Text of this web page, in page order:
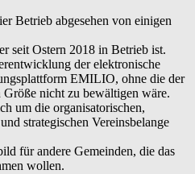
Betrieb abgesehen von einigen
seit Ostern 2018 in Betrieb ist.
der elektronische
EMILIO, ohne die der
nicht zu bewältigen wäre.
um die organisatorischen,
strategischen Vereinsbelange
für andere Gemeinden, die das
wollen.